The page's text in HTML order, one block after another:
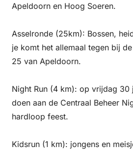
Apeldoorn en Hoog Soeren.
Asselronde (25km): Bossen,
je komt het allemaal tegen bij
25 van Apeldoorn.
Night Run (4 km): op vrijdag 30
doen aan de Centraal Beheer
hardloop feest.
Kidsrun (1 km): jongens en